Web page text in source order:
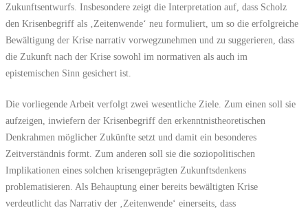
Zukunftsentwurfs. Insbesondere zeigt die Interpretation auf, dass Scholz
den Krisenbegriff als ‚Zeitenwende‘ neu formuliert, um so die erfolgreiche
Bewältigung der Krise narrativ vorwegzunehmen und zu suggerieren, dass
die Zukunft nach der Krise sowohl im normativen als auch im
epistemischen Sinn gesichert ist.
Die vorliegende Arbeit verfolgt zwei wesentliche Ziele. Zum einen soll sie
aufzeigen, inwiefern der Krisenbegriff den erkenntnistheoretischen
Denkrahmen möglicher Zukünfte setzt und damit ein besonderes
Zeitverständnis formt. Zum anderen soll sie die soziopolitischen
Implikationen eines solchen krisengeprägten Zukunftsdenkens
problematisieren. Als Behauptung einer bereits bewältigten Krise
verdeutlicht das Narrativ der ‚Zeitenwende‘ einerseits, dass